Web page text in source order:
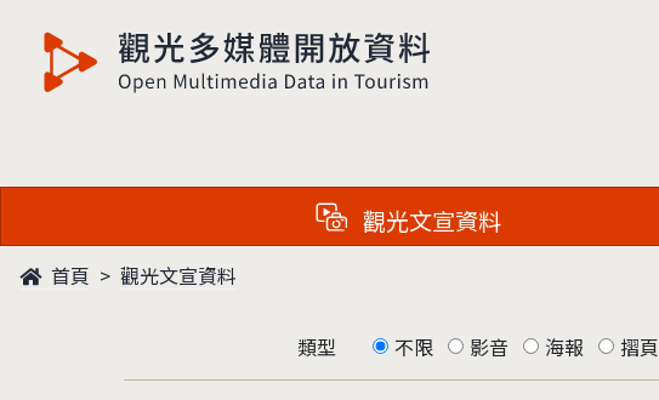
觀光多媒體開放資料
觀光文宣資料
首頁 觀光文宣資料
類型 不限 影音 海報 摺頁